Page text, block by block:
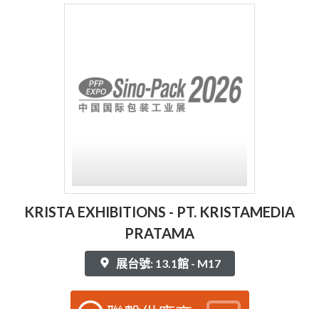
KRISTA EXHIBITIONS - PT. KRISTAMEDIA
PRATAMA
展台號: 13.1館 - M17